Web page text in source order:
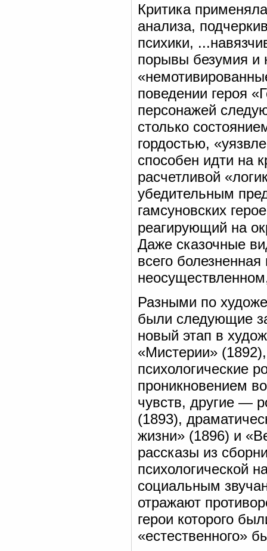
Критика
анализа,
психики,
порывы безумия и
поведении героя
персонажей
столько
гордостью,
способен идти на
расчетливой
убедительным
гамсуновских
реагирующий на
Даже сказочные
всего
Разными по
были следующие
новый этап в
«Мистерии»
психологические
проникновением
чувств, другие —
(1893),
жизни» (1896) и
рассказы из
психологической
социальным
отражают
герои которого
«естественного»